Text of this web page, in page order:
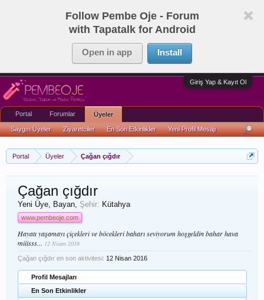
Follow Pembe Oje - Forum
with Tapatalk for Android
Open in app Install
Giriş Yap & Kayıt Ol
Portal Üyeler Çağan çığdır
Çağan çığdır
Yeni Üye, Bayan, Şehir: Kütahya
www.pembeoje.com
Hayatı yaşamayı çiçekleri ve böcekleri baharı seviyorum hoşgeldin bahar hava
miiisss... 12 Nisan 2016
Çağan çığdır en son aktivitesi: 12 Nisan 2016
Profil Mesajları
En Son Etkinlikler
Portal Forumlar Üyeler
Saygın Üyeler Ziyaretciler En Son Etkinlikler Yeni Profil Mesajı